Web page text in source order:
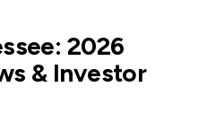
2026
& Investor